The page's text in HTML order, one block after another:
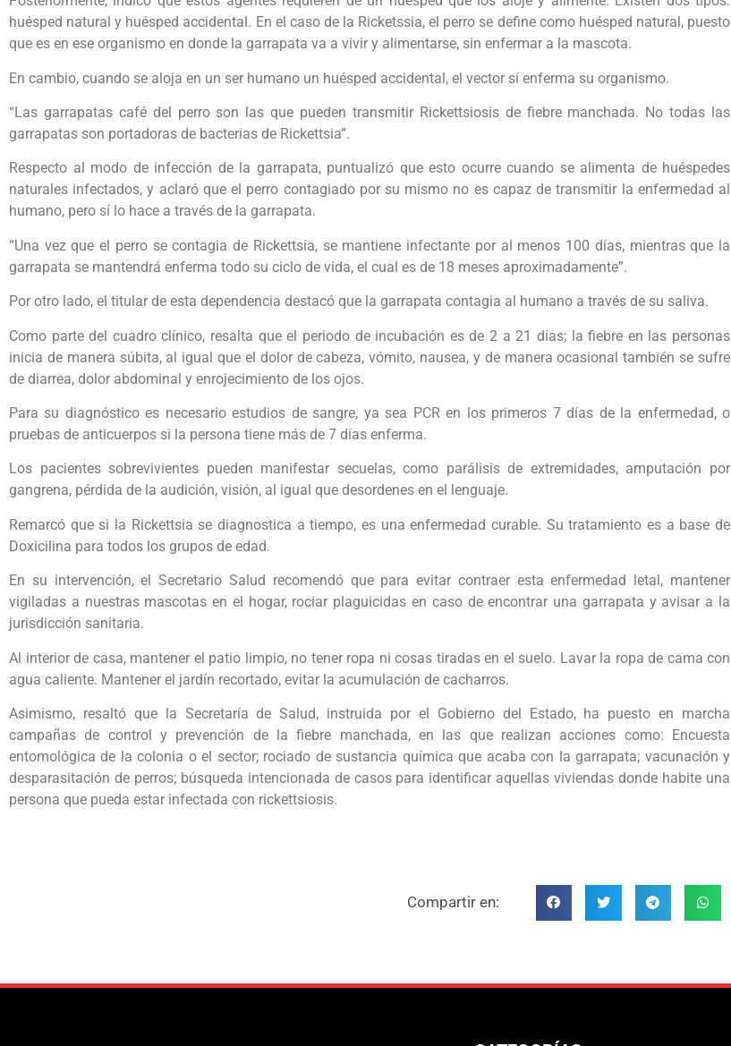
huésped natural y huésped accidental. En el caso de la Ricketssia, el perro se define como huésped natural, puesto
que es en ese organismo en donde la garrapata va a vivir y alimentarse, sin enfermar a la mascota.
En cambio, cuando se aloja en un ser humano un huésped accidental, el vector sí enferma su organismo.
“Las garrapatas café del perro son las que pueden transmitir Rickettsiosis de fiebre manchada. No todas las
garrapatas son portadoras de bacterias de Rickettsia”.
Respecto al modo de infección de la garrapata, puntualizó que esto ocurre cuando se alimenta de huéspedes
naturales infectados, y aclaró que el perro contagiado por su mismo no es capaz de transmitir la enfermedad al
humano, pero sí lo hace a través de la garrapata.
“Una vez que el perro se contagia de Rickettsia, se mantiene infectante por al menos 100 días, mientras que la
garrapata se mantendrá enferma todo su ciclo de vida, el cual es de 18 meses aproximadamente”.
Por otro lado, el titular de esta dependencia destacó que la garrapata contagia al humano a través de su saliva.
Como parte del cuadro clínico, resalta que el periodo de incubación es de 2 a 21 días; la fiebre en las personas
inicia de manera súbita, al igual que el dolor de cabeza, vómito, nausea, y de manera ocasional también se sufre
de diarrea, dolor abdominal y enrojecimiento de los ojos.
Para su diagnóstico es necesario estudios de sangre, ya sea PCR en los primeros 7 días de la enfermedad, o
pruebas de anticuerpos si la persona tiene más de 7 días enferma.
Los pacientes sobrevivientes pueden manifestar secuelas, como parálisis de extremidades, amputación por
gangrena, pérdida de la audición, visión, al igual que desordenes en el lenguaje.
Remarcó que si la Rickettsia se diagnostica a tiempo, es una enfermedad curable. Su tratamiento es a base de
Doxicilina para todos los grupos de edad.
En su intervención, el Secretario Salud recomendó que para evitar contraer esta enfermedad letal, mantener
vigiladas a nuestras mascotas en el hogar, rociar plaguicidas en caso de encontrar una garrapata y avisar a la
jurisdicción sanitaria.
Al interior de casa, mantener el patio limpio, no tener ropa ni cosas tiradas en el suelo. Lavar la ropa de cama con
agua caliente. Mantener el jardín recortado, evitar la acumulación de cacharros.
Asimismo, resaltó que la Secretaría de Salud, instruida por el Gobierno del Estado, ha puesto en marcha
campañas de control y prevención de la fiebre manchada, en las que realizan acciones como: Encuesta
entomológica de la colonia o el sector; rociado de sustancia química que acaba con la garrapata; vacunación y
desparasitación de perros; búsqueda intencionada de casos para identificar aquellas viviendas donde habite una
persona que pueda estar infectada con rickettsiosis.
Compartir en: